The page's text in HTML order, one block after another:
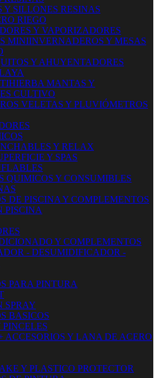
Y SILLONES RESINAS
RIEGO
Y VAPORIZADORES
MINIINVERNADEROS Y MESAS
Y AHUYENTADORES
MANTAS Y
CULTIVO
VELETAS Y PLUVIÓMETROS
Y RELAX
Y SPAS
QUIMICOS Y CONSUMIBLES
DE PISCINA Y COMPLEMENTOS
PISCINA
Y COMPLEMENTOS
- DESUMIDIFICADOR -
PARA PINTURA
SPRAY
BASICOS
ACCESORIOS Y LANA DE ACERO
Y PLASTICO PROTECTOR